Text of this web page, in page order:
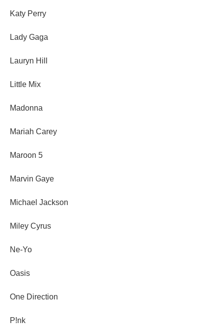
Katy Perry
Lady Gaga
Lauryn Hill
Little Mix
Madonna
Mariah Carey
Maroon 5
Marvin Gaye
Michael Jackson
Miley Cyrus
Ne-Yo
Oasis
One Direction
P!nk